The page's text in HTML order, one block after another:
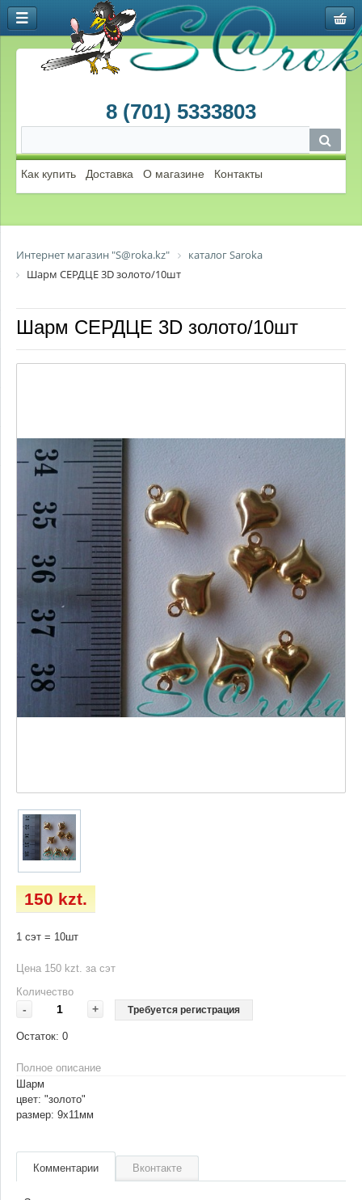
8 (701) 5333803
Как купить Доставка О магазине Контакты
Интернет магазин "S@roka.kz"
каталог Saroka
Шарм СЕРДЦЕ 3D золото/10шт
Шарм СЕРДЦЕ 3D золото/10шт
150 kzt.
1 сэт = 10шт
Цена 150 kzt. за сэт
Количество
- + Требуется регистрация
Остаток: 0
Полное описание
Шарм
цвет: "золото"
размер: 9х11мм
Комментарии Вконтакте